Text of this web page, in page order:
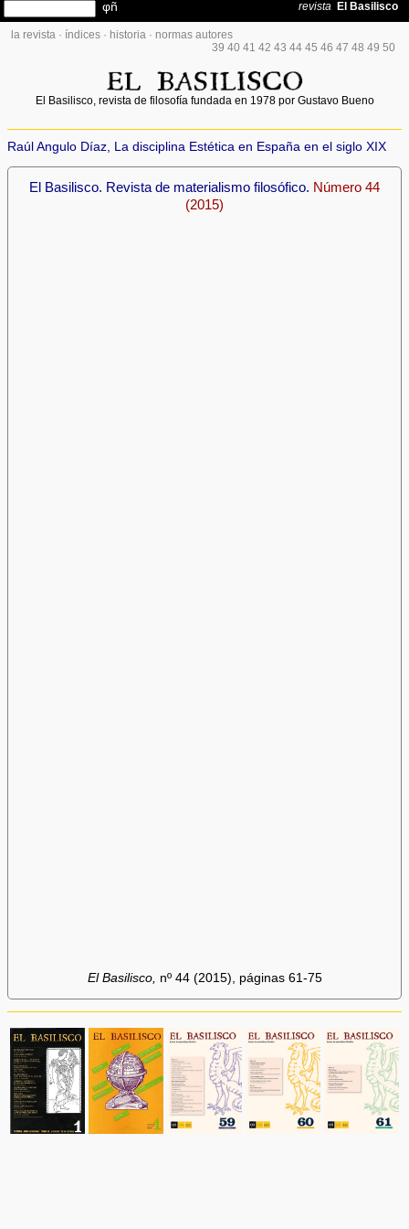
la revista · índices · historia · normas autores
39 40 41 42 43 44 45 46 47 48 49 50
El Basilisco, revista de filosofía fundada en 1978 por Gustavo Bueno
Raúl Angulo Díaz, La disciplina Estética en España en el siglo XIX
El Basilisco. Revista de materialismo filosófico. Número 44
(2015)
El Basilisco, nº 44 (2015), páginas 61-75